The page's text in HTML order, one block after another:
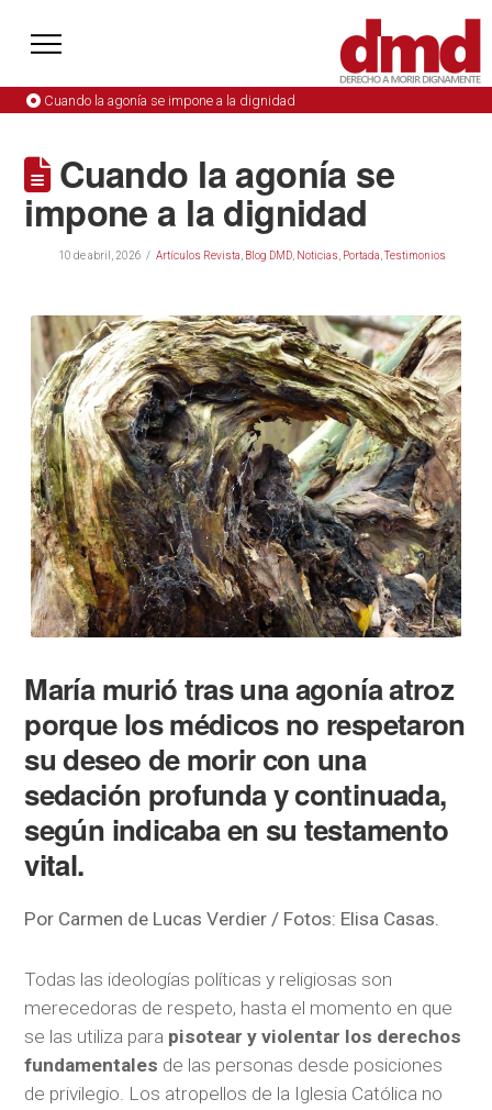
Cuando la agonía se impone a la dignidad
Cuando la agonía se
impone a la dignidad
10 de abril, 2026 Artículos Revista Blog DMD, Noticias Portada ,Testimonios
María murió tras una agonía atroz
porque los médicos no respetaron
su deseo de morir con una
sedación profunda y continuada,
según indicaba en su testamento
vital.
Por Carmen de Lucas Verdier / Fotos: Elisa Casas.
Todas las ideologías políticas y religiosas son
merecedoras de respeto, hasta el momento en que
se las utiliza para pisotear y violentar los derechos
fundamentales de las personas desde posiciones
de privilegio. Los atropellos de la Iglesia Católica no